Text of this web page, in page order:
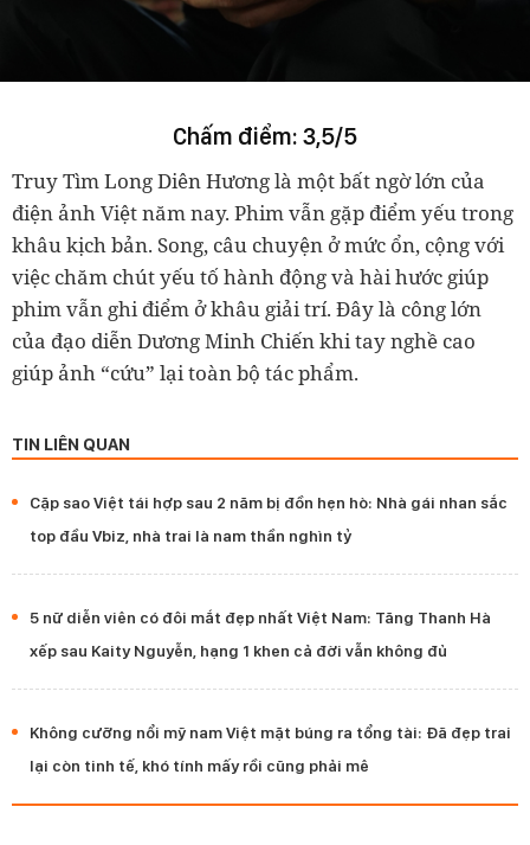
Chấm điểm: 3,5/5
Truy Tìm Long Diên Hương là một bất ngờ lớn của
điện ảnh Việt năm nay. Phim vẫn gặp điểm yếu trong
khâu kịch bản. Song, câu chuyện ở mức ổn, cộng với
việc chăm chút yếu tố hành động và hài hước giúp
phim vẫn ghi điểm ở khâu giải trí. Đây là công lớn
của đạo diễn Dương Minh Chiến khi tay nghề cao
giúp ảnh “cứu” lại toàn bộ tác phẩm.
TIN LIÊN QUAN
Cặp sao Việt tái hợp sau 2 năm bị đồn hẹn hò: Nhà gái nhan sắc
top đầu Vbiz, nhà trai là nam thần nghìn tỷ
5 nữ diễn viên có đôi mắt đẹp nhất Việt Nam: Tăng Thanh Hà
xếp sau Kaity Nguyễn, hạng 1 khen cả đời vẫn không đủ
Không cưỡng nổi mỹ nam Việt mặt búng ra tổng tài: Đã đẹp trai
lại còn tinh tế, khó tính mấy rồi cũng phải mê